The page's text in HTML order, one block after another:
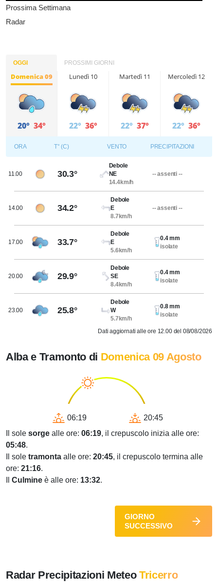
Prossima Settimana
Radar
OGGI PROSSIMI GIORNI
Domenica 09
20° 34°
Lunedì 10
22° 36°
Martedì 11
22° 37°
Mercoledì 12
22° 36°
ORA T° (C) VENTO PRECIPITAZIONI
11.00 30.3°
Debole
NE
14.4km/h
-- assenti --
14.00 34.2°
Debole
E
8.7km/h
-- assenti --
17.00 33.7°
Debole
E
5.6km/h
0.4 mm
isolate
20.00 29.9°
Debole
SE
8.4km/h
0.4 mm
isolate
23.00 25.8°
Debole
W
5.7km/h
0.8 mm
isolate
Dati aggiornati alle ore 12.00 del 08/08/2026
Alba e Tramonto di Domenica 09 Agosto
06:19
20:45
Il sole sorge alle ore: 06:19, il crepuscolo inizia alle ore:
05:48.
Il sole tramonta alle ore: 20:45, il crepuscolo termina alle
ore: 21:16.
Culmine è alle ore: 13:32.
GIORNO
SUCCESSIVO
Radar Precipitazioni MeteoTricerro